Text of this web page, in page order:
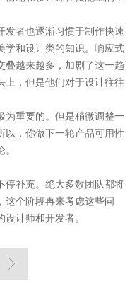
发者也逐渐习惯于制作快速
学和设计类的知识。响应式
叠越来越多，加剧了这一趋
上，但是他们对于设计往往
为重要的。但是稍微调整一
以，你做下一轮产品可用性
停补充。绝大多数团队都将
这个阶段再来考虑这些问
计师和开发者。